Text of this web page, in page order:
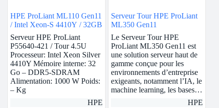
HPE ProLiant ML110 Gen11
/ Intel Xeon-S 4410Y / 32GB
Serveur HPE ProLiant
P55640-421 / Tour 4.5U
Processeur: Intel Xeon Silver
4410Y Mémoire interne: 32
Go – DDR5-SDRAM
Alimentation: 1000 W Poids:
– Kg
HPE
Serveur Tour HPE ProLiant
ML350 Gen11
Le Serveur Tour HPE
ProLiant ML350 Gen11 est
une solution serveur haut de
gamme conçue pour les
environnements d’entreprise
exigeants, notamment l’IA, le
machine learning, les bases…
HPE